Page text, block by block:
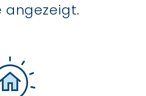
angezeigt.